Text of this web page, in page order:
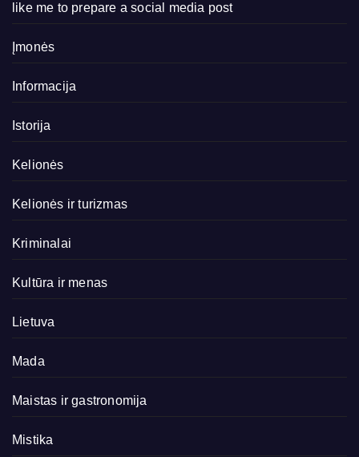
like me to prepare a social media post
Įmonės
Informacija
Istorija
Kelionės
Kelionės ir turizmas
Kriminalai
Kultūra ir menas
Lietuva
Mada
Maistas ir gastronomija
Mistika